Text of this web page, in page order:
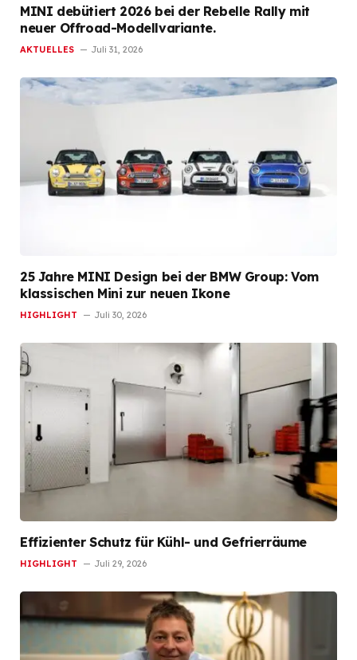
MINI debütiert 2026 bei der Rebelle Rally mit
neuer Offroad-Modellvariante.
AKTUELLES Juli 31, 2026
25 Jahre MINI Design bei der BMW Group: Vom
klassischen Mini zur neuen Ikone
HIGHLIGHT Juli 30, 2026
Effizienter Schutz für Kühl- und Gefrierräume
HIGHLIGHT Juli 29, 2026